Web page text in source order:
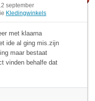
september
Kledingwinkels
met klaarna
ide al ging mis.zijn
maar bestaat
vinden behalfe dat